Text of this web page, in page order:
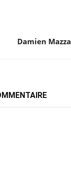
Damien Mazza